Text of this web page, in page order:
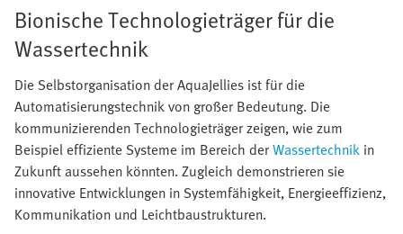
Bionische Technologieträger für die
Wassertechnik
Die Selbstorganisation der AquaJellies ist für die
Automatisierungstechnik von großer Bedeutung. Die
kommunizierenden Technologieträger zeigen, wie zum
Beispiel effiziente Systeme im Bereich derWassertechnik in
Zukunft aussehen könnten. Zugleich demonstrieren sie
innovative Entwicklungen in Systemfähigkeit, Energieeffizienz,
Kommunikation und Leichtbaustrukturen.